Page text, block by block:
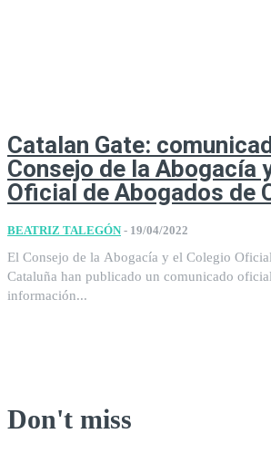
Catalan Gate:
Consejo de la Abogacía
Oficial de Abogados de
BEATRIZ TALEGÓN - 19/04/2022
El Consejo de la Abogacía y el Colegio
Cataluña han publicado un comunicado
información...
Don't miss